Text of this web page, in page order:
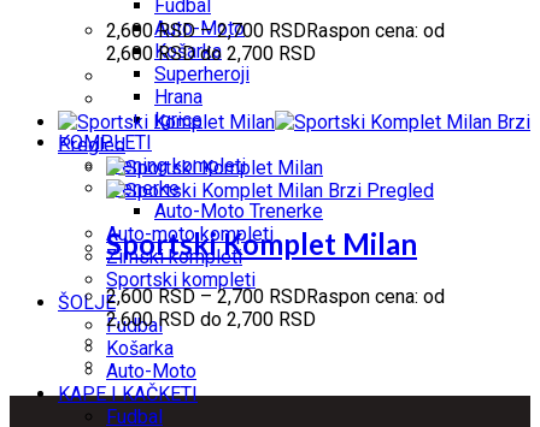
Fudbal
Auto-Moto
Košarka
Superheroji
Hrana
Igrice
KOMPLETI
Trening kompleti
Trenerke
Auto-Moto Trenerke
Auto-moto kompleti
Zimski kompleti
Sportski kompleti
ŠOLJE
Fudbal
Košarka
Auto-Moto
KAPE I KAČKETI
Fudbal
2,600RSD – 2,700 RSDRaspon cena: od
2,600 RSD do 2,700 RSD
Brzi
Pregled
Brzi Pregled
Sportski Komplet Milan
2,600RSD – 2,700 RSDRaspon cena: od
2,600 RSD do 2,700 RSD